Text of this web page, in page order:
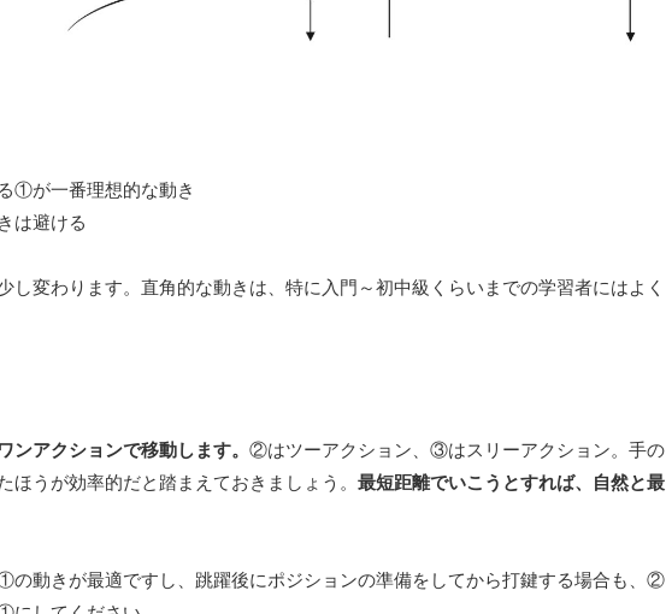
①が一番理想的な動き
は避ける
し変わります。直角的な動きは、 特に入門～初中級くらいまでの学習者にはよく
ンアクションで移動します。 ②はツーアクション、 ③はスリーアクション。 手の
ほうが効率的だと踏まえておきましょう。 最短距離でいこうとすれば、
自然と最
の動きが最適ですし、 跳躍後にポジションの準備をしてから打鍵する場合も、 ②